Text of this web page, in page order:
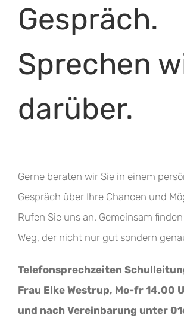
Gespräch.
Sprechen
darüber.
Gerne beraten wir Sie in einem
Gespräch über Ihre Chancen und
Rufen Sie uns an. Gemeinsam
Weg, der nicht nur gut sondern
Telefonsprechzeiten
Frau Elke Westrup, Mo-fr 14.00
und nach Vereinbarung unter